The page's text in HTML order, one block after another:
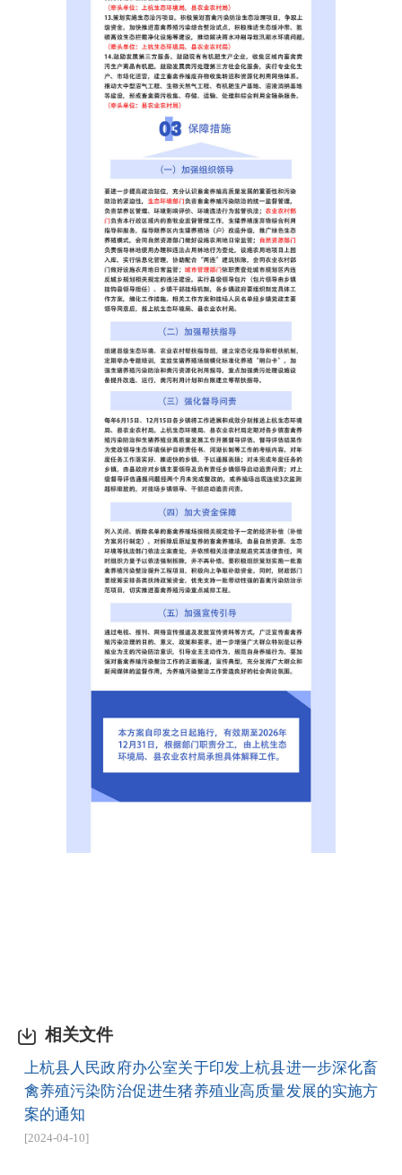
相关文件
上杭县人民政府办公室关于印发上杭县进一步深化畜
禽养殖污染防治促进生猪养殖业高质量发展的实施方
案的通知
[2024-04-10]